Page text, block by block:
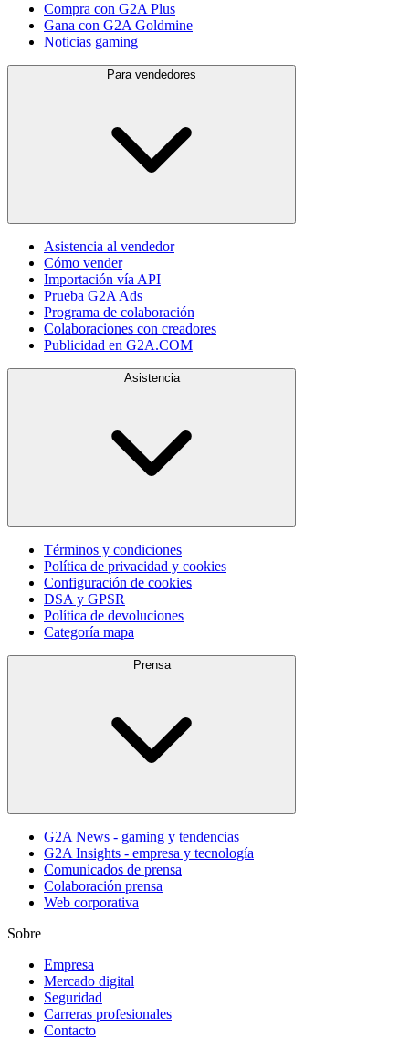
Compra con G2A Plus
Gana con G2A Goldmine
Noticias gaming
Para vendedores
Asistencia al vendedor
Cómo vender
Importación vía API
Prueba G2A Ads
Programa de colaboración
Colaboraciones con creadores
Publicidad en G2A.COM
Asistencia
Términos y condiciones
Política de privacidad y cookies
Configuración de cookies
DSA y GPSR
Política de devoluciones
Categoría mapa
Prensa
G2A News - gaming y tendencias
G2A Insights - empresa y tecnología
Comunicados de prensa
Colaboración prensa
Web corporativa
Sobre
Empresa
Mercado digital
Seguridad
Carreras profesionales
Contacto